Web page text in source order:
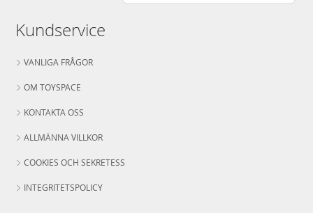
Kundservice
VANLIGA FRÅGOR
OM TOYSPACE
KONTAKTA OSS
ALLMÄNNA VILLKOR
COOKIES OCH SEKRETESS
INTEGRITETSPOLICY